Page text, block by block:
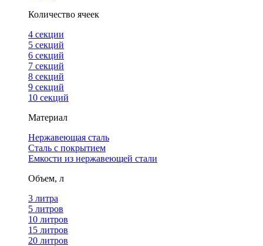
Количество ячеек
4 cекции
5 секций
6 секций
7 секций
8 секций
9 секций
10 секций
Материал
Нержавеющая сталь
Сталь с покрытием
Емкости из нержавеющей стали
Объем, л
3 литра
5 литров
10 литров
15 литров
20 литров